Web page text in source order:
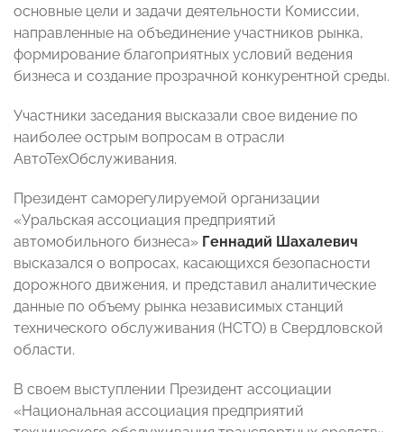
основные цели и задачи деятельности Комиссии,
направленные на объединение участников рынка,
формирование благоприятных условий ведения
бизнеса и создание прозрачной конкурентной среды.
Участники заседания высказали свое видение по
наиболее острым вопросам в отрасли
АвтоТехОбслуживания.
Президент саморегулируемой организации
«Уральская ассоциация предприятий
автомобильного бизнеса» Геннадий Шахалевич
высказался о вопросах, касающихся безопасности
дорожного движения, и представил аналитические
данные по объему рынка независимых станций
технического обслуживания (НСТО) в Свердловской
области.
В своем выступлении Президент ассоциации
«Национальная ассоциация предприятий